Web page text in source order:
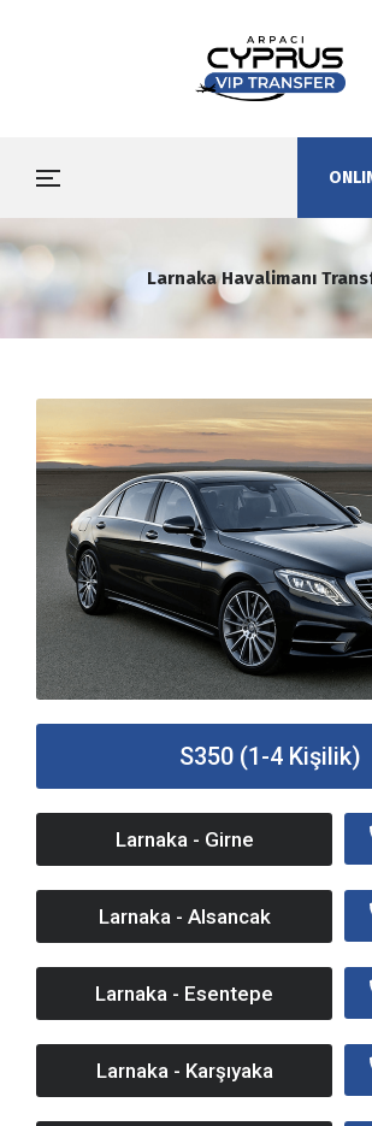
Larnaka Havalimanı
S350 (1-4 Kişilik)
Larnaka - Girne
Larnaka - Alsancak
Larnaka - Esentepe
Larnaka - Karşıyaka